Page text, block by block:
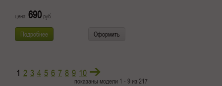
цена: 690 руб.
Подробнее Оформить
1 2 3 4 5 6 7 8 9 10
показаны модели 1 - 9 из 217